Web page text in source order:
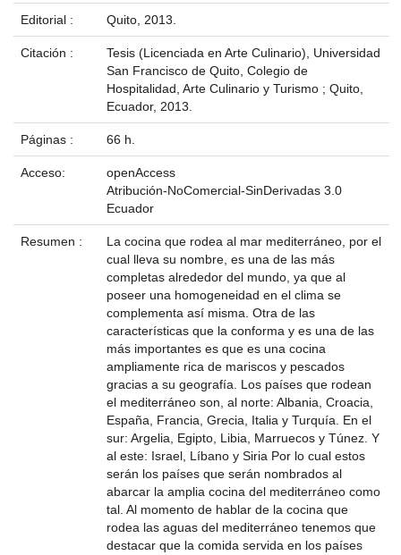
Editorial : Quito, 2013.
Citación :
Tesis (Licenciada en Arte Culinario), Universidad
San Francisco de Quito, Colegio de
Hospitalidad, Arte Culinario y Turismo ; Quito,
Ecuador, 2013.
Páginas : 66 h.
Acceso:
openAccess
Atribución-NoComercial-SinDerivadas 3.0
Ecuador
Resumen :
La cocina que rodea al mar mediterráneo, por el
cual lleva su nombre, es una de las más
completas alrededor del mundo, ya que al
poseer una homogeneidad en el clima se
complementa así misma. Otra de las
características que la conforma y es una de las
más importantes es que es una cocina
ampliamente rica de mariscos y pescados
gracias a su geografía. Los países que rodean
el mediterráneo son, al norte: Albania, Croacia,
España, Francia, Grecia, Italia y Turquía. En el
sur: Argelia, Egipto, Libia, Marruecos y Túnez. Y
al este: Israel, Líbano y Siria Por lo cual estos
serán los países que serán nombrados al
abarcar la amplia cocina del mediterráneo como
tal. Al momento de hablar de la cocina que
rodea las aguas del mediterráneo tenemos que
destacar que la comida servida en los países